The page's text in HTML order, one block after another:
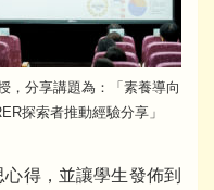
，分享講題為：「素養導向
探索者推動經驗分享」
得，並讓學生發佈到